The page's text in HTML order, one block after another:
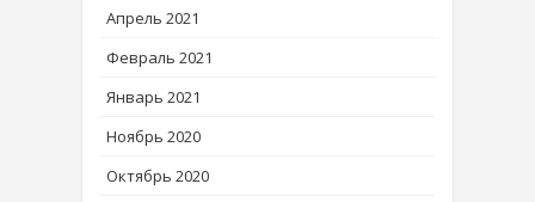
Апрель 2021
Февраль 2021
Январь 2021
Ноябрь 2020
Октябрь 2020